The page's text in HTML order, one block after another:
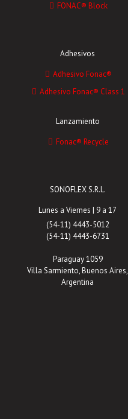
FONAC® Block
Adhesivos
Adhesivo Fonac®
Adhesivo Fonac® Class 1
Lanzamiento
Fonac® Recycle
SONOFLEX S.R.L.
Lunes a Viernes | 9 a 17
(54-11) 4443-5012
(54-11) 4443-6731
Paraguay 1059
Villa Sarmiento, Buenos Aires,
Argentina